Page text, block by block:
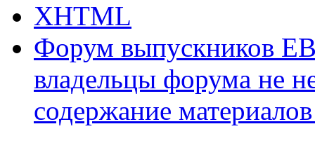
XHTML
Форум выпускников
владельцы форума не
содержание